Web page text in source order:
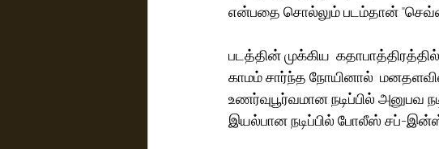
என்பதை சொல்லும் படம்தான்
படத்தின் முக்கிய
காமம் சார்ந்த நோயினால்
உணர்வுபூர்வமான நடிப்பில் அனுபவ
இயல்பான நடிப்பில் போலீஸ் சப்-